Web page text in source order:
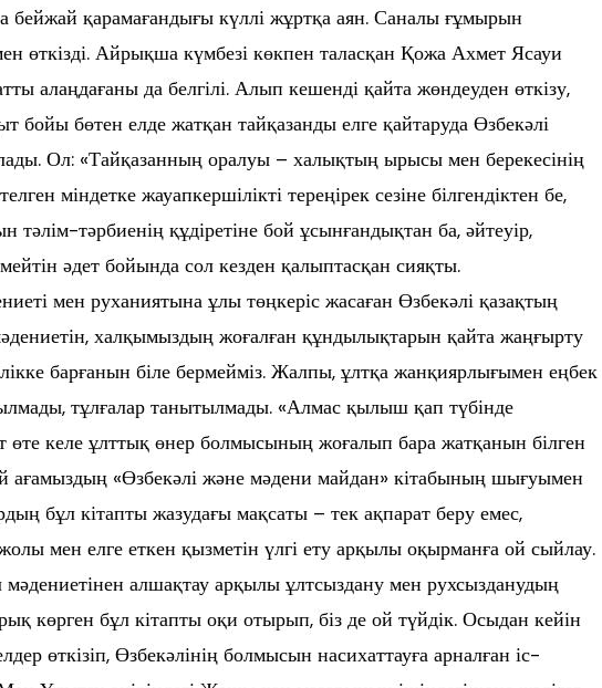
бейжай қарамағандығы күллі жұртқа аян. Саналы ғұмырын
өткізді. Айрықша күмбезі көкпен таласқан Қожа Ахмет Ясауи
алаңдағаны да белгілі. Алып кешенді қайта жөндеуден өткізу,
бойы бөтен елде жатқан тайқазанды елге қайтаруда Өзбекәлі
Ол: «Тайқазанның оралуы – халықтың ырысы мен берекесінің
міндетке жауапкершілікті тереңірек сезіне білгендіктен бе,
тәлім-тәрбиенің құдіретіне бой ұсынғандықтан ба, әйтеуір,
әдет бойында сол кезден қалыптасқан сияқты.
мен руханиятына ұлы төңкеріс жасаған Өзбекәлі қазақтың
халқымыздың жоғалған құндылықтарын қайта жаңғырту
барғанын біле бермейміз. Жалпы, ұлтқа жанқиярлығымен еңбек
тұлғалар танытылмады. «Алмас қылыш қап түбінде
өте келе ұлттық өнер болмысының жоғалып бара жатқанын білген
ағамыздың «Өзбекәлі және мәдени майдан» кітабының шығуымен
бұл кітапты жазудағы мақсаты – тек ақпарат беру емес,
мен елге еткен қызметін үлгі ету арқылы оқырманға ой сыйлау.
мәдениетінен алшақтау арқылы ұлтсыздану мен рухсызданудың
көрген бұл кітапты оқи отырып, біз де ой түйдік. Осыдан кейін
өткізіп, Өзбекәлінің болмысын насихаттауға арналған іс-